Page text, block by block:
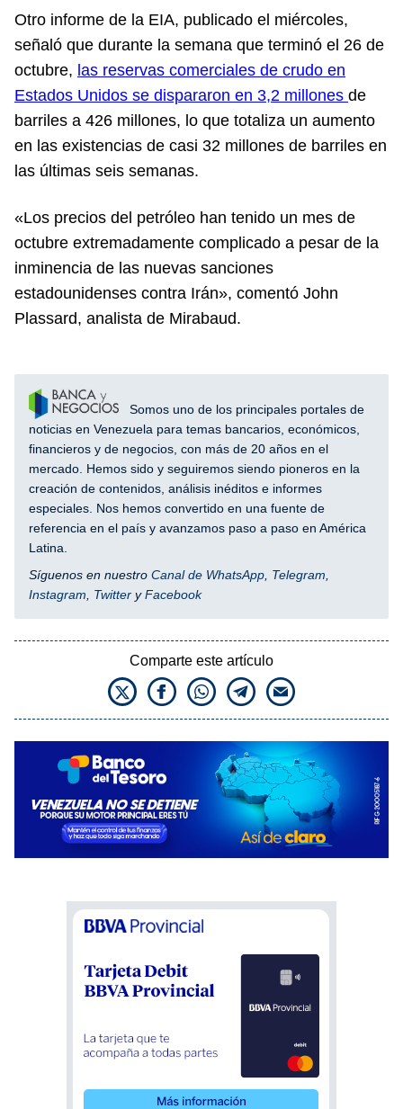
Otro informe de la EIA, publicado el miércoles,
señaló que durante la semana que terminó el 26 de
octubre, las reservas comerciales de crudo en
Estados Unidos se dispararon en 3,2 millones de
barriles a 426 millones, lo que totaliza un aumento
en las existencias de casi 32 millones de barriles en
las últimas seis semanas.
«Los precios del petróleo han tenido un mes de
octubre extremadamente complicado a pesar de la
inminencia de las nuevas sanciones
estadounidenses contra Irán», comentó John
Plassard, analista de Mirabaud.
Somos uno de los principales portales de
noticias en Venezuela para temas bancarios, económicos,
financieros y de negocios, con más de 20 años en el
mercado. Hemos sido y seguiremos siendo pioneros en la
creación de contenidos, análisis inéditos e informes
especiales. Nos hemos convertido en una fuente de
referencia en el país y avanzamos paso a paso en América
Latina.
Síguenos en nuestro Canal de WhatsApp Telegram
Instagram
Twitter yFacebook
Comparte este artículo